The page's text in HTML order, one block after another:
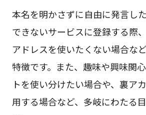
本名を明かさずに自由に発言し
できないサービスに登録する際
アドレスを使いたくない場合な
特徴です。また、趣味や興味関
トを使い分けたい場合や、裏ア
用する場合など、多岐にわたる